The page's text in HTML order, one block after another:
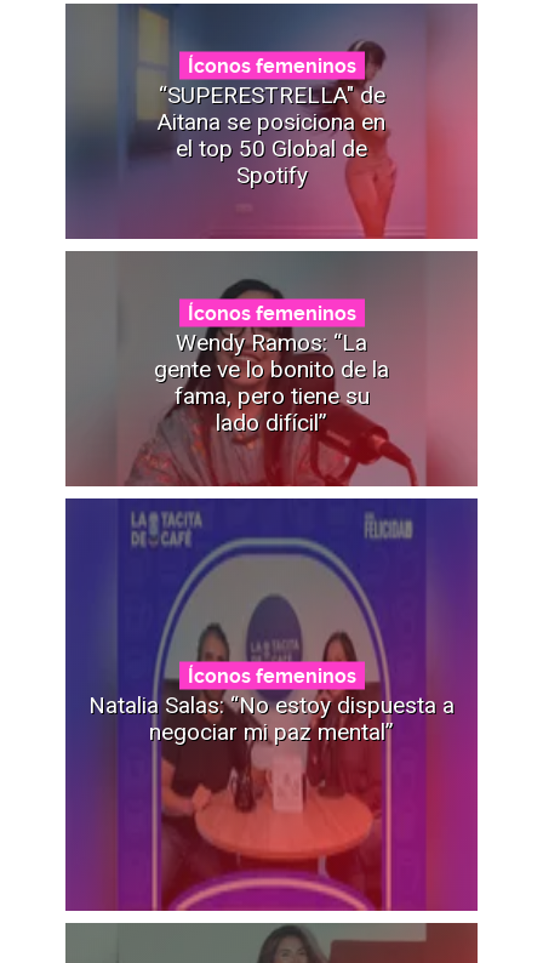
Íconos femeninos
“SUPERESTRELLA" de
Aitana se posiciona en
el top 50 Global de
Spotify
Íconos femeninos
Wendy Ramos: “La
gente ve lo bonito de la
fama, pero tiene su
lado difícil”
Íconos femeninos
Natalia Salas: “No estoy dispuesta a
negociar mi paz mental”